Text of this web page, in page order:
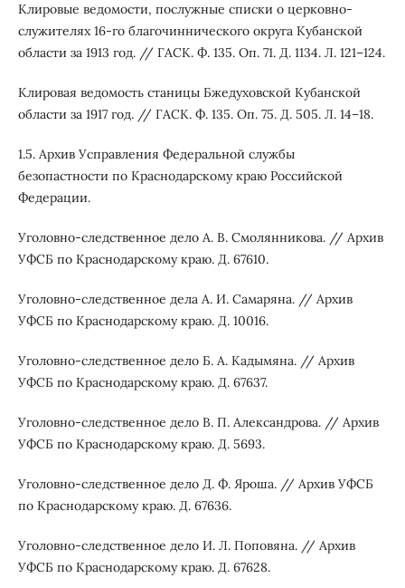
Клировые ведомости, послужные списки о церковно-
служителях 16-го благочиннического округа Кубанской
области за 1913 год. // ГАСК. Ф. 135. Оп. 71. Д. 1134. Л. 121–124.
Клировая ведомость станицы Бжедуховской Кубанской
области за 1917 год. // ГАСК. Ф. 135. Оп. 75. Д. 505. Л. 14–18.
1.5. Архив Усправления Федеральной службы
безопастности по Краснодарскому краю Российской
Федерации.
Уголовно-следственное дело А. В. Смолянникова. // Архив
УФСБ по Краснодарскому краю. Д. 67610.
Уголовно-следственное дела А. И. Самаряна. // Архив
УФСБ по Краснодарскому краю. Д. 10016.
Уголовно-следственное дело Б. А. Кадымяна. // Архив
УФСБ по Краснодарскому краю. Д. 67637.
Уголовно-следственное дело В. П. Александрова. // Архив
УФСБ по Краснодарскому краю. Д. 5693.
Уголовно-следственное дело Д. Ф. Яроша. // Архив УФСБ
по Краснодарскому краю. Д. 67636.
Уголовно-следственное дело И. Л. Поповяна. // Архив
УФСБ по Краснодарскому краю. Д. 67628.